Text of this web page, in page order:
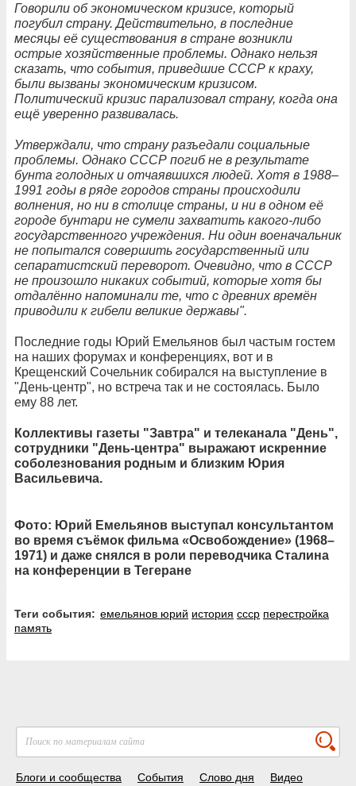
Говорили об экономическом кризисе, который
погубил страну. Действительно, в последние
месяцы её существования в стране возникли
острые хозяйственные проблемы. Однако нельзя
сказать, что события, приведшие СССР к краху,
были вызваны экономическим кризисом.
Политический кризис парализовал страну, когда она
ещё уверенно развивалась.
Утверждали, что страну разъедали социальные
проблемы. Однако СССР погиб не в результате
бунта голодных и отчаявшихся людей. Хотя в 1988–
1991 годы в ряде городов страны происходили
волнения, но ни в столице страны, и ни в одном её
городе бунтари не сумели захватить какого-либо
государственного учреждения. Ни один военачальник
не попытался совершить государственный или
сепаратистский переворот. Очевидно, что в СССР
не произошло никаких событий, которые хотя бы
отдалённо напоминали те, что с древних времён
приводили к гибели великие державы".
Последние годы Юрий Емельянов был частым гостем
на наших форумах и конференциях, вот и в
Крещенский Сочельник собирался на выступление в
"День-центр", но встреча так и не состоялась. Было
ему 88 лет.
Коллективы газеты "Завтра" и телеканала "День",
сотрудники "День-центра" выражают искренние
соболезнования родным и близким Юрия
Васильевича.
Фото: Юрий Емельянов выступал консультантом
во время съёмок фильма «Освобождение» (1968–
1971) и даже снялся в роли переводчика Сталина
на конференции в Тегеране
Теги события: емельянов юрий история ссср перестройка
память
Блоги и сообщества События Слово дня Видео